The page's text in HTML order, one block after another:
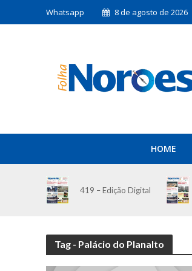
Whatsapp 8 de agosto de 2026
HOME
419 – Edição Digital
Tag - Palácio do Planalto